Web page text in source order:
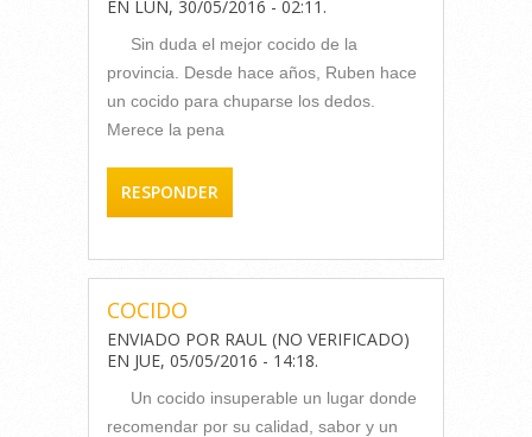
EN LUN, 30/05/2016 - 02:11 .
Sin duda el mejor cocido de la
provincia. Desde hace años, Ruben hace
un cocido para chuparse los dedos.
Merece la pena
RESPONDER
COCIDO
ENVIADO POR RAUL (NO VERIFICADO)
EN JUE, 05/05/2016 - 14:18.
Un cocido insuperable un lugar donde
recomendar por su calidad, sabor y un